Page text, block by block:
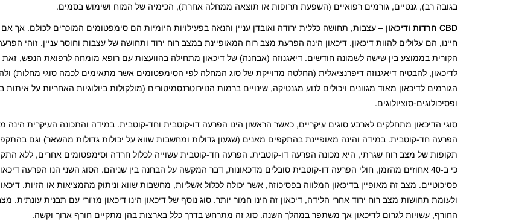
בגובה רב), גנטיים, גורמים רפואיים (השפעת תרופות או תוצאה ממחלה אחרת), הכימיה של המוח ושימוש בסמים.
CBD חרדות ודיכאון – עצבות, תחושה כללית ירודה ואובדן עניין והנאה בפעילויות היומיות הם סימפטומים המוכרים לכולם. אך
חיינו, הם עלולים להוות דיכאון. דיכאון הינה הפרעת מצב רוח המאופיינת במצב רוח ירוד ותחושה של עצבות וחוסר עניין. זוהי
הקורית בממוצע בין שישה לשמונה חודשים. דיאגנוזה (אבחנה) של דיכאון מתחילה בהוועצות עם רופא מומחה לרפואת הנפש, זאת
לדיכאון, להבטיח דיאגנוזה דיפרנציאלית (החלטה מדוייקת של סוג המחלה לפי הסימפטומים אשר מתאימים לכמה סוגי מחלות)
הגורמים לדיכאון מאוד מגוונים ויכולים לנוע מגנטיקה, שינויים ברמות הנוירוטרנסמיטורים (מולקולות ביולוגיות האחריות על
ופסיכולוגים-סוציולוגים.
סוגי הדיכאון מתחלקים לארבע סוגים עיקריים, כאשר הראשון הינו הפרעה דו-קוטבית וחד-קוטבית. במידה והתכונה העיקרית הינה
הפרעה חד-קוטבית. במידה והינה מאופיינת בהתקפים מאנים (שגעון גדולות ומחשבות שווא על יכולות גדולות מהשאר) וגם
תקופות של מצב רוח שגרתי, היא מכונה הפרעה דו-קוטבית. הפרעה חד-קוטבית עשוייה לכלול חרדה וסימפטומים אחרים, ללא
כי ב-40 אחוזים מהזמן, חולי הפרעה דו-קוטבית סובלים מדכאונות, דבר המקשה על הבחנה בין שניהם. הסוג השני הנו הפרעה
פסיכוטיים. מצב זה מאופיין בדיכאון המלווה בפסיכוזה, אשר יכולה לכלול אשליות, מחשבות שווא וניתוק מהמציאות או הזיות.
ולעומת תחושות מצב רוח ירוד אחרי הלידה, דיכאון זה הינו חמור יותר. סוג נוסף של דיכאון הינו דיכאון מז'ורי עם תבנית עונתית.
החורף, עשויות לגרום לדיכאון אך משתפר במהלך השנה. סוג זה מתרחש בדרך כלל בארצות בהן מתקיים חורף ארוך וקשה.